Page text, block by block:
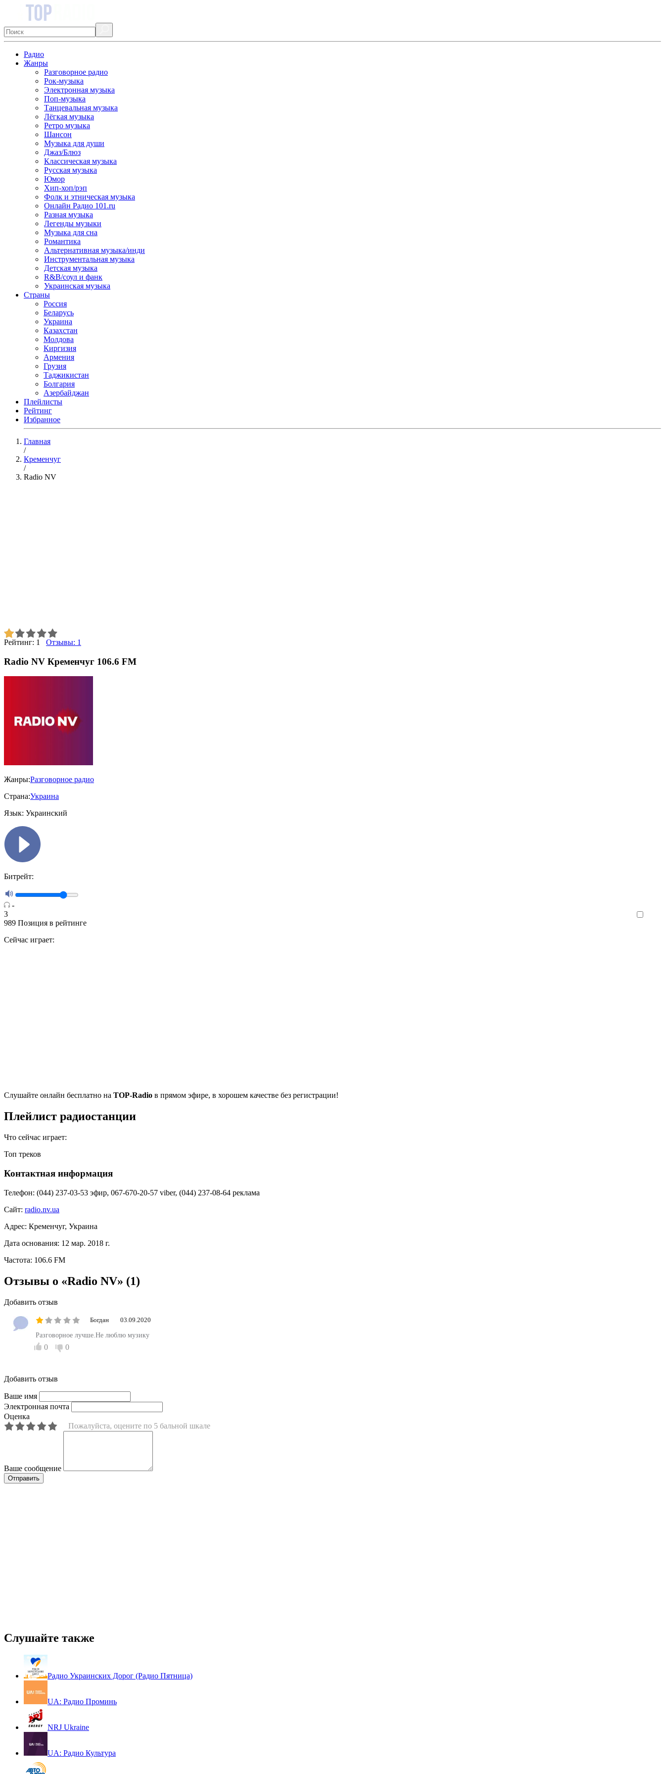
Радио
Жанры
Разговорное радио
Рок-музыка
Электронная музыка
Поп-музыка
Танцевальная музыка
Лёгкая музыка
Ретро музыка
Шансон
Музыка для души
Джаз/Блюз
Классическая музыка
Русская музыка
Юмор
Хип-хоп/рэп
Фолк и этническая музыка
Онлайн Радио 101.ru
Разная музыка
Легенды музыки
Музыка для сна
Романтика
Альтернативная музыка/инди
Инструментальная музыка
Детская музыка
R&B/cоул и фанк
Украинская музыка
Страны
Россия
Беларусь
Украина
Казахстан
Молдова
Киргизия
Армения
Грузия
Таджикистан
Болгария
Азербайджан
Плейлисты
Рейтинг
Избранное
Главная
/
Кременчуг
/
Radio NV
Рейтинг: 1 Отзывы: 1
Radio NV Кременчуг 106.6 FM
Жанры:Разговорное радио
Страна:Украина
Язык: Украинский
Битрейт:
-
3
989 Позиция в рейтинге
Сейчас играет:
Cлушайте онлайн бесплатно на TOP-Radio в прямом эфире, в хорошем качестве без регистрации!
Плейлист радиостанции
Что сейчас играет:
Топ треков
Контактная информация
Телефон: (044) 237-03-53 эфир, 067-670-20-57 viber, (044) 237-08-64 реклама
Сайт: radio.nv.ua
Адрес: Кременчуг, Украина
Дата основания: 12 мар. 2018 г.
Частота: 106.6 FM
Отзывы о «Radio NV» (1)
Добавить отзыв
Богдан 03.09.2020
Разговорное лучше.Не люблю музику
0 0
Добавить отзыв
Ваше имя
Электронная почта
Оценка
Пожалуйста, оцените по 5 бальной шкале
Ваше сообщение
Слушайте также
Радио Украинских Дорог (Радио Пятница)
UA: Радио Проминь
NRJ Ukraine
UA: Радио Культура